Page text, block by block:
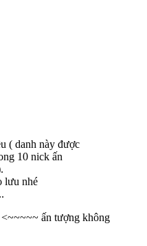
( danh này được
10 nick ấn
lưu nhé
<~~~~~ ấn tượng không